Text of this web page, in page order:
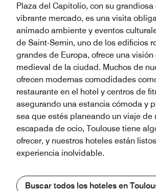
Plaza del Capitolio, con su grandiosa
vibrante mercado, es una visita
animado ambiente y eventos
de Saint-Sernin, uno de los edificios
grandes de Europa, ofrece una
medieval de la ciudad. Muchos de
ofrecen modernas comodidades
restaurante en el hotel y centros de
asegurando una estancia cómoda y
sea que estés planeando un viaje de
escapada de ocio, Toulouse tiene
ofrecer, y nuestros hoteles están
experiencia inolvidable.
Buscar todos los hoteles en